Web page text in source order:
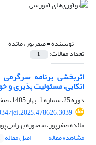
نویسنده =صفرپور، مائده
تعداد مقالات: 1
اثربخشی برنامه
اتکایی، مسئولیت پذیری و خود
دوره 25، شماره 1، بهار 1405، صفحه
jei.2025.478626.3039
مائده صفرپور، منصوره بهرامی
مشاهده مقاله
اصل مقاله